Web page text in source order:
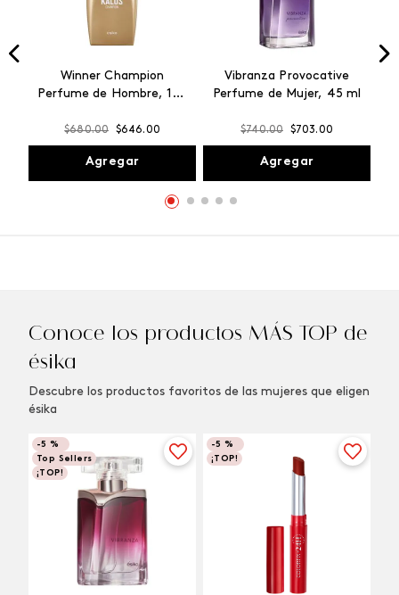
Winner Champion
Perfume de Hombre, 100
$680.00 $646.00
Agregar
Vibranza Provocative
Perfume de Mujer, 45 ml
$740.00 $703.00
Agregar
Conoce los productos MÁS TOP de
ésika
Descubre los productos favoritos de las mujeres que eligen
ésika
-5 %
Top Sellers
¡TOP!
-5 %
¡TOP!